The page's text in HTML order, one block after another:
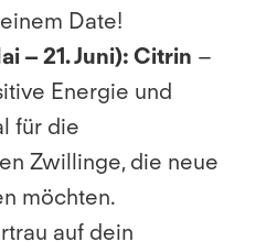
Date!
– 21. Juni): Citrin –
Energie und
für die
Zwillinge, die neue
möchten.
auf dein